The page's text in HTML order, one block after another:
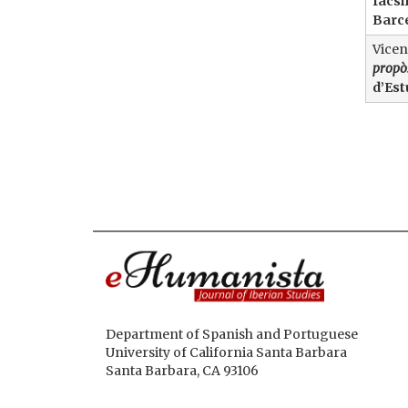
Department of Spanish and Portuguese
University of California Santa Barbara
Santa Barbara, CA 93106